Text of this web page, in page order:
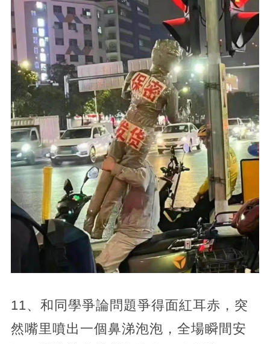
11、和同學爭論問題爭得面紅耳赤，突
然嘴里噴出一個鼻涕泡泡，全場瞬間安